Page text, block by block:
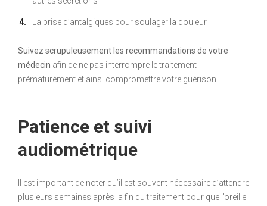
La prise d’antalgiques pour soulager la douleur
Suivez scrupuleusement les recommandations de votre
médecin afin de ne pas interrompre le traitement
prématurément et ainsi compromettre votre guérison.
Patience et suivi
audiométrique
Il est important de noter qu’il est souvent nécessaire d’attendre
plusieurs semaines après la fin du traitement pour que l’oreille